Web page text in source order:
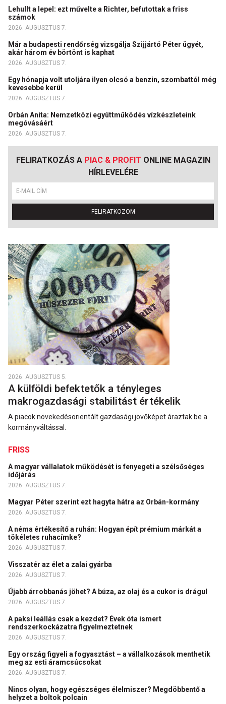
Lehullt a lepel: ezt művelte a Richter, befutottak a friss
számok
2026. AUGUSZTUS 7.
Már a budapesti rendőrség vizsgálja Szijjártó Péter ügyét,
akár három év börtönt is kaphat
2026. AUGUSZTUS 7.
Egy hónapja volt utoljára ilyen olcsó a benzin, szombattól még
kevesebbe kerül
2026. AUGUSZTUS 7.
Orbán Anita: Nemzetközi együttműködés vízkészleteink
megóvásáért
2026. AUGUSZTUS 7.
FELIRATKOZÁS A PIAC & PROFIT ONLINE MAGAZIN
HÍRLEVELÉRE
FELIRATKOZOM
2026. AUGUSZTUS 5.
A külföldi befektetők a tényleges
makrogazdasági stabilitást értékelik
A piacok növekedésorientált gazdasági jövőképet áraztak be a
kormányváltással.
FRISS
A magyar vállalatok működését is fenyegeti a szélsőséges
időjárás
2026. AUGUSZTUS 7.
Magyar Péter szerint ezt hagyta hátra az Orbán-kormány
2026. AUGUSZTUS 7.
A néma értékesítő a ruhán: Hogyan épít prémium márkát a
tökéletes ruhacímke?
2026. AUGUSZTUS 7.
Visszatér az élet a zalai gyárba
2026. AUGUSZTUS 7.
Újabb árrobbanás jöhet? A búza, az olaj és a cukor is drágul
2026. AUGUSZTUS 7.
A paksi leállás csak a kezdet? Évek óta ismert
rendszerkockázatra figyelmeztetnek
2026. AUGUSZTUS 7.
Egy ország figyeli a fogyasztást – a vállalkozások menthetik
meg az esti áramcsúcsokat
2026. AUGUSZTUS 7.
Nincs olyan, hogy egészséges élelmiszer? Megdöbbentő a
helyzet a boltok polcain